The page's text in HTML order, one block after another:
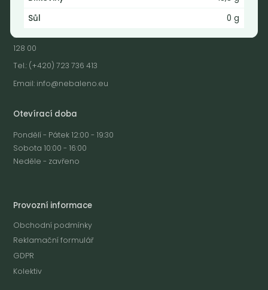
drogerie a minikavárna
Jaromírova 495/16
Praha 2 - Nusle
128 00
Tel.: (+420) 723 736 413
Email: info@nebaleno.eu
Otevírací doba
Pondělí - Pátek 12:00 - 19:30
Sobota 10:00 - 16:00
Neděle - zavřeno
Provozní informace
Obchodní podmínky
Reklamační formulář
GDPR
Kolektiv
Sůl
0 g